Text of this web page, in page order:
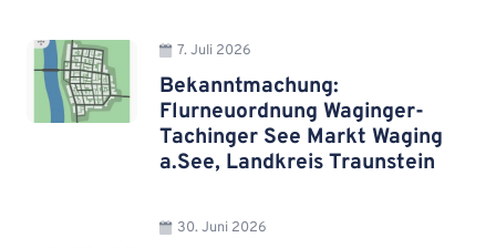
7. Juli 2026
Bekanntmachung:
Flurneuordnung Waginger-
Tachinger See Markt Waging
a.See, Landkreis Traunstein
30. Juni 2026